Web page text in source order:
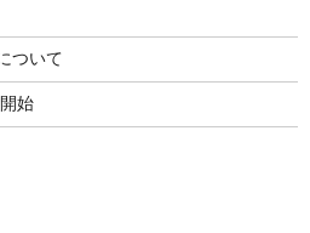
ついて
始